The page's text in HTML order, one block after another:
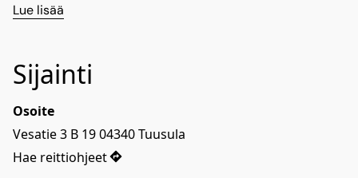
Lue lisää
Sijainti
Osoite
Vesatie 3 B 19 04340 Tuusula
Hae reittiohjeet